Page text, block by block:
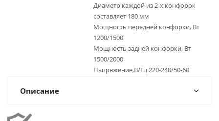
Диаметр каждой из 2-х конфорок
составляет 180 мм
Мощность передней конфорки, Вт
1200/1500
Мощность задней конфорки, Вт
1500/2000
Напряжение,В/Гц 220-240/50-60
Описание